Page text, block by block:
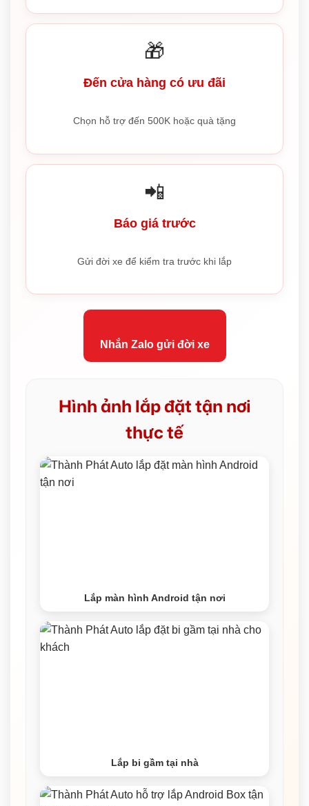
🎁
Đến cửa hàng có ưu đãi
Chọn hỗ trợ đến 500K hoặc quà tặng
📲
Báo giá trước
Gửi đời xe để kiểm tra trước khi lắp
Nhắn Zalo gửi đời xe
Hình ảnh lắp đặt tận nơi
thực tế
Lắp màn hình Android tận nơi
Lắp bi gầm tại nhà